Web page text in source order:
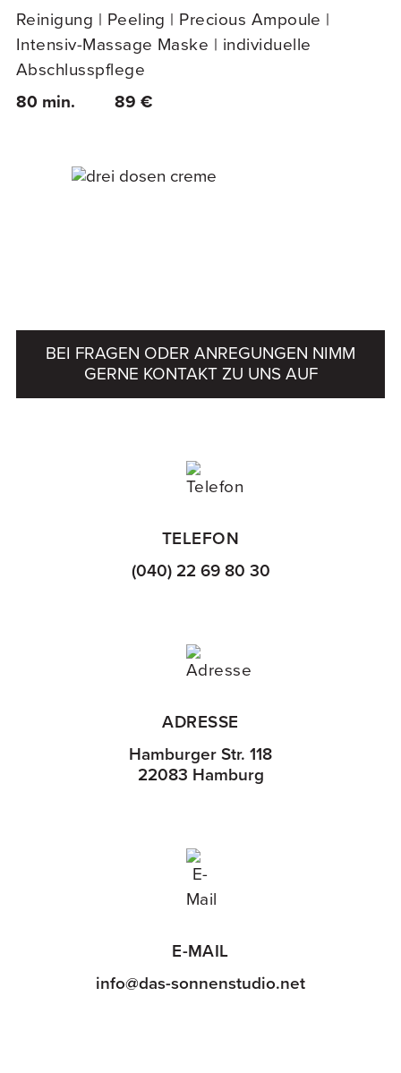
Reinigung | Peeling | Precious Ampoule |
Intensiv-Massage Maske | individuelle
Abschlusspflege
80 min.
89 €
BEI FRAGEN ODER ANREGUNGEN NIMM
GERNE KONTAKT ZU UNS AUF
TELEFON
(040) 22 69 80 30
ADRESSE
Hamburger Str. 118
22083 Hamburg
E-MAIL
info@das-sonnenstudio.net